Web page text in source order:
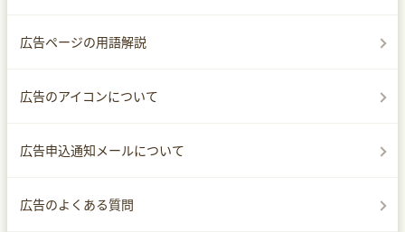
広告ページの用語解説
広告のアイコンについて
広告申込通知メールについて
広告のよくある質問